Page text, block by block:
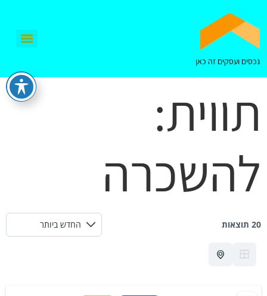
נכסים ועסקים זה כאן
תווית:
להשכרה
20 תוצאות